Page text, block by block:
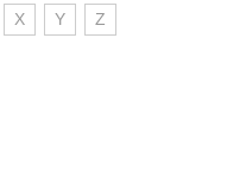
X Y Z